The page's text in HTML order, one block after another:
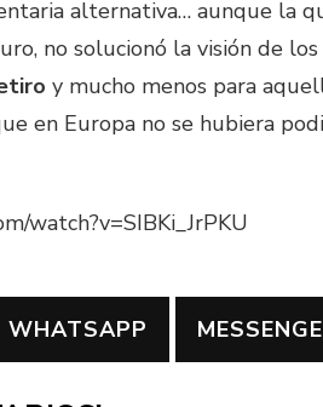
alternativa… aunque la
no solucionó la visión de
y mucho menos para
en Europa no se hubiera
watch?v=SIBKi_JrPKU
WHATSAPP